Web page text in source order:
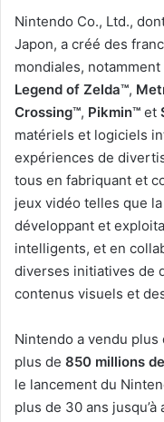
Nintendo Co., Ltd.,
Japon, a créé des
mondiales, notamment
Legend of Zelda™,
Crossing™, Pikmin™ et
matériels et logiciels
expériences de
tous en fabriquant et
jeux vidéo telles que
développant et
intelligents, et en
diverses initiatives de
contenus visuels et
Nintendo a vendu plus
plus de 850 millions
le lancement du
plus de 30 ans